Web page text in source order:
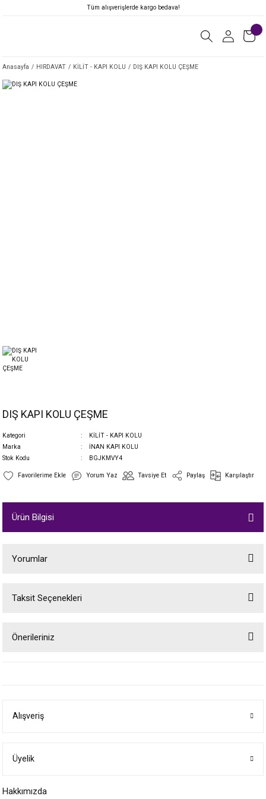
Tüm alışverişlerde kargo bedava!
Anasayfa HIRDAVAT KİLİT - KAPI KOLU DIŞ KAPI KOLU ÇEŞME
DIŞ KAPI KOLU ÇEŞME
Kategori
KİLİT - KAPI KOLU
Marka
İNAN KAPI KOLU
Stok Kodu
BGJKMVY4
Yorum Yaz Tavsiye Et Paylaş Karşılaştır
Ürün Bilgisi
Yorumlar
Taksit Seçenekleri
Önerileriniz
Ürün bilgilerinde hatalar bulunuyor.
Bu ürüne benzer farklı alternatifler olmalı.
Alışveriş
Üyelik
Hakkımızda